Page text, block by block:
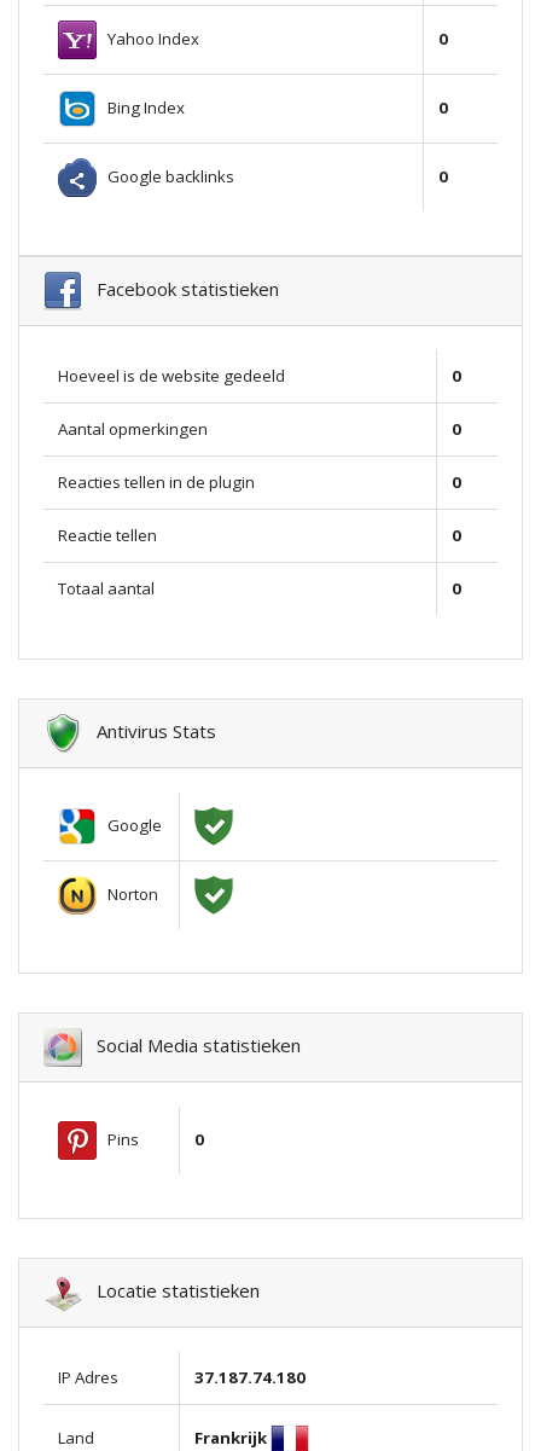
Yahoo Index 0
Bing Index 0
Google backlinks 0
Facebook statistieken
Hoeveel is de website gedeeld 0
Aantal opmerkingen 0
Reacties tellen in de plugin 0
Reactie tellen 0
Totaal aantal 0
Antivirus Stats
Google
Norton
Social Media statistieken
Pins 0
Locatie statistieken
IP Adres 37.187.74.180
Land Frankrijk